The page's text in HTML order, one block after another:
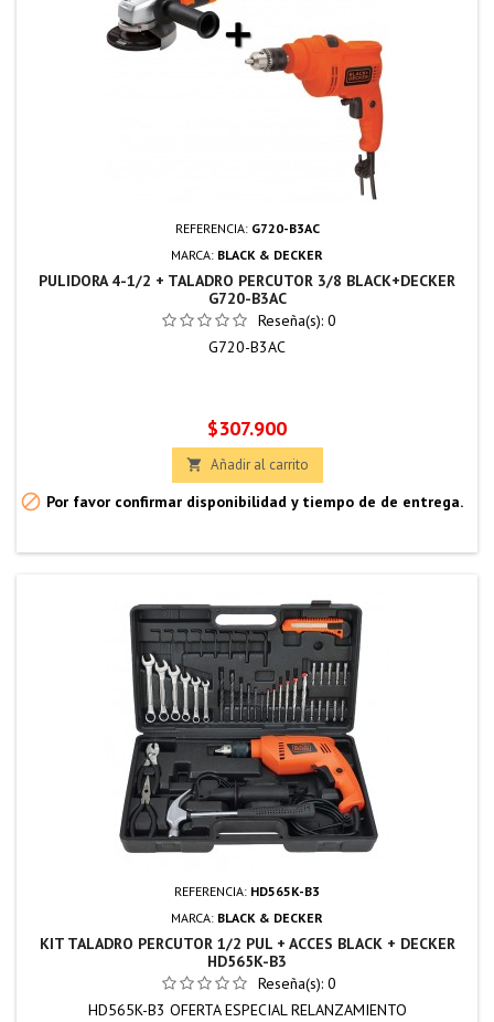
REFERENCIA: G720-B3AC
MARCA: BLACK & DECKER
PULIDORA 4-1/2 + TALADRO PERCUTOR 3/8 BLACK+DECKER
G720-B3AC
Reseña(s): 0
G720-B3AC
Precio
$307.900
 Añadir al carrito
 Por favor confirmar disponibilidad y tiempo de de entrega.
REFERENCIA: HD565K-B3
MARCA: BLACK & DECKER
KIT TALADRO PERCUTOR 1/2 PUL + ACCES BLACK + DECKER
HD565K-B3
Reseña(s): 0
HD565K-B3 OFERTA ESPECIAL RELANZAMIENTO